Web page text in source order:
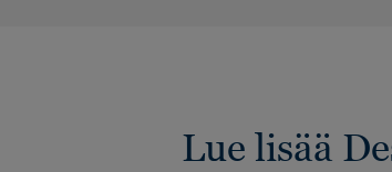
Lue lisää